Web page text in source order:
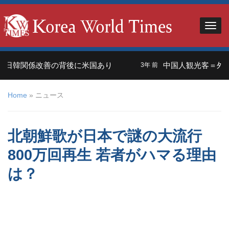
係改善の背後に米国あり 中国人観光客＝外交の武
Home » ニュース
北朝鮮歌が日本で謎の大流行
800万回再生 若者がハマる理由
は？